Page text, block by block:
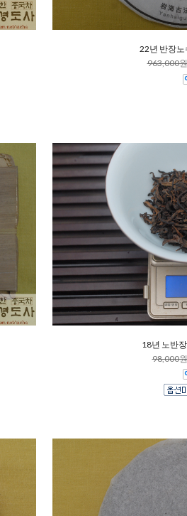
22년 반장
963,000원
18년 노반
98,000원